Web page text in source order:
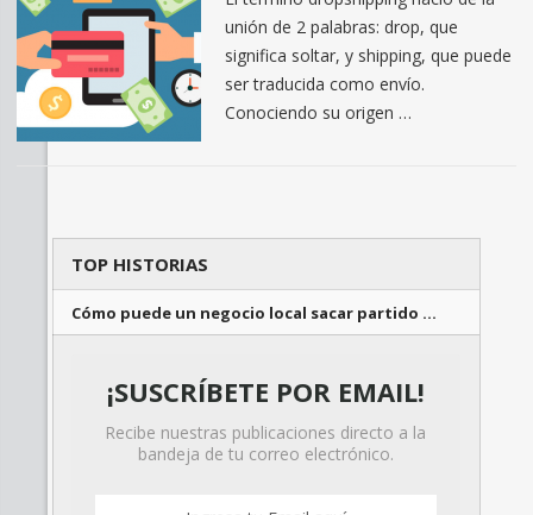
unión de 2 palabras: drop, que
significa soltar, y shipping, que puede
ser traducida como envío.
Conociendo su origen …
TOP HISTORIAS
Cómo puede un negocio local sacar partido …
¡SUSCRÍBETE POR EMAIL!
Recibe nuestras publicaciones directo a la
bandeja de tu correo electrónico.